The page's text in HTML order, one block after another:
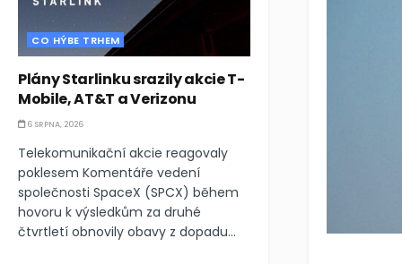
CO HÝBE TRHEM
Plány Starlinku srazily akcie T-
Mobile, AT&T a Verizonu
6 SRPNA, 2026
Telekomunikační akcie reagovaly
poklesem Komentáře vedení
společnosti SpaceX (SPCX) během
hovoru k výsledkům za druhé
čtvrtletí obnovily obavy z dopadu...